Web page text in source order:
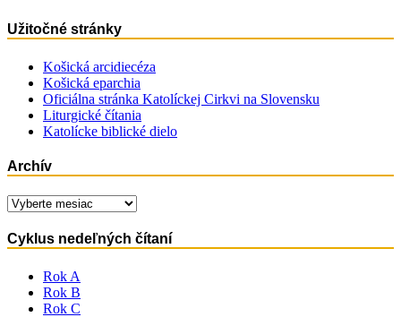
Užitočné stránky
Košická arcidiecéza
Košická eparchia
Oficiálna stránka Katolíckej Cirkvi na Slovensku
Liturgické čítania
Katolícke biblické dielo
Archív
Archív
Cyklus nedeľných čítaní
Rok A
Rok B
Rok C